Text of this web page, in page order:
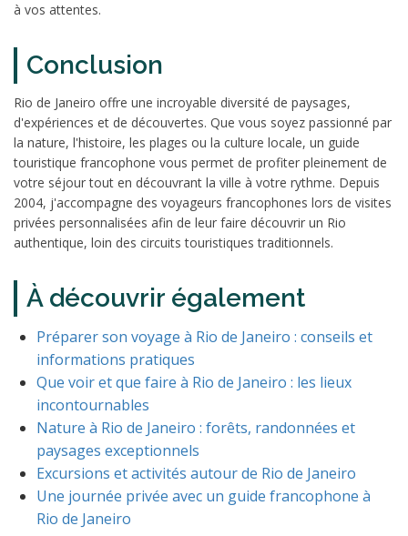
à vos attentes.
Conclusion
Rio de Janeiro offre une incroyable diversité de paysages,
d'expériences et de découvertes. Que vous soyez passionné par
la nature, l'histoire, les plages ou la culture locale, un guide
touristique francophone vous permet de profiter pleinement de
votre séjour tout en découvrant la ville à votre rythme. Depuis
2004, j'accompagne des voyageurs francophones lors de visites
privées personnalisées afin de leur faire découvrir un Rio
authentique, loin des circuits touristiques traditionnels.
À découvrir également
Préparer son voyage à Rio de Janeiro : conseils et
informations pratiques
Que voir et que faire à Rio de Janeiro : les lieux
incontournables
Nature à Rio de Janeiro : forêts, randonnées et
paysages exceptionnels
Excursions et activités autour de Rio de Janeiro
Une journée privée avec un guide francophone à
Rio de Janeiro